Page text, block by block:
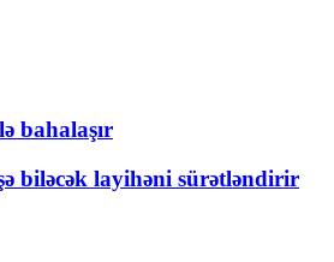
bahalaşır
biləcək layihəni sürətləndirir